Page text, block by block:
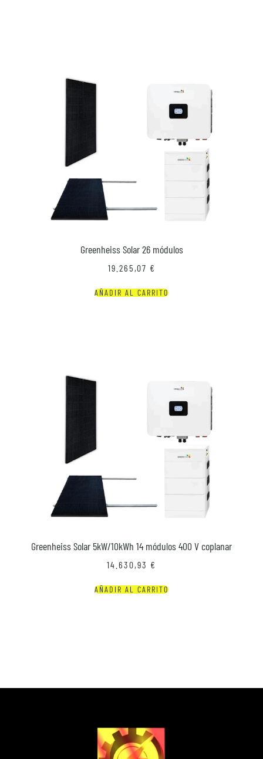
Greenheiss Solar 26 módulos
19.265,07 €
AÑADIR AL CARRITO
Greenheiss Solar 5kW/10kWh 14 módulos 400 V coplanar
14.630,93 €
AÑADIR AL CARRITO